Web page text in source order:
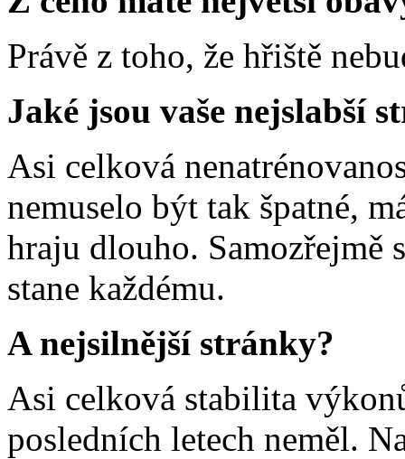
Právě z toho, že hřiště
Jaké jsou vaše nejslabší
Asi celková
nemuselo být tak špatné,
hraju dlouho. Samozřejmě
stane každému.
A nejsilnější stránky?
Asi celková stabilita
posledních letech neměl.